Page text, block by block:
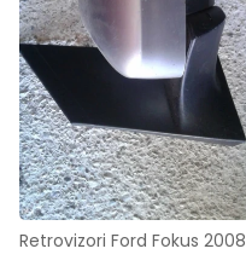
Retrovizori Ford Fokus 2008